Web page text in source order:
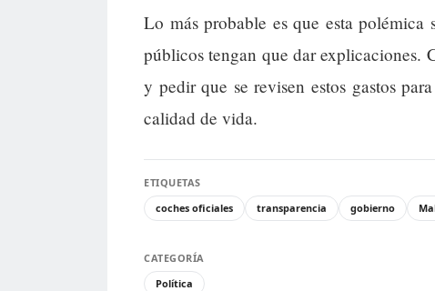
Lo más probable es que esta polémica
públicos tengan que dar explicaciones.
y pedir que se revisen estos gastos
calidad de vida.
ETIQUETAS
coches oficiales
transparencia gobierno
CATEGORÍA
Política